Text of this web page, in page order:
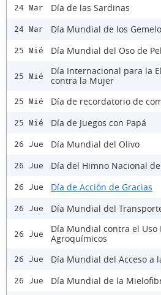
24 Mar Día de las Sardinas
24 Mar Día Mundial de los
25 Mié Día Mundial del Oso de
25 Mié
Día Internacional para la
contra la Mujer
25 Mié Día de recordatorio de
25 Mié Día de Juegos con Papá
26 Jue Día Mundial del Olivo
26 Jue Día del Himno Nacional
26 Jue Día de Acción de Gracias
26 Jue Día Mundial del
26 Jue
Día Mundial contra el
Agroquímicos
26 Jue Día Mundial del Acceso a
26 Jue Día Mundial de la